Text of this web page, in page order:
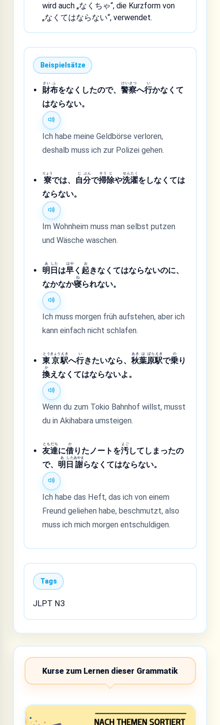
wird auch „なくちゃ“, die Kurzform von
„なくてはならない“, verwendet.
Beispielsätze
財
さい
布
ふ
をなくしたので、警
けい
察
さつ
へ行
い
かなくて
はならない。
Ich habe meine Geldbörse verloren,
deshalb muss ich zur Polizei gehen.
寮
りょう
では、 自
じ
分
ぶん
で掃
そう
除
じ
や洗
せん
濯
たく
をしなくては
ならない。
Im Wohnheim muss man selbst putzen
und Wäsche waschen.
明
あ
日
した
は早
はや
く 起
お
きなくてはならないのに、
なかなか寝
ね
られない。
Ich muss morgen früh aufstehen, aber ich
kann einfach nicht schlafen.
東
とう
京
きょう
駅
えき
へ行
い
きたいなら、秋
あき
葉
は
原
ばら
駅
えき
で乗
の
り
換
か
えなくてはならないよ。
Wenn du zum Tokio Bahnhof willst, musst
du in Akihabara umsteigen.
友
とも
達
だち
に借
か
りたノートを汚
よご
してしまったの
で、 明
あ
日
した
謝
あやま
らなくてはならない。
Ich habe das Heft, das ich von einem
Freund geliehen habe, beschmutzt, also
muss ich mich morgen entschuldigen.
Tags
JLPT N3
Kurse zum Lernen dieser Grammatik